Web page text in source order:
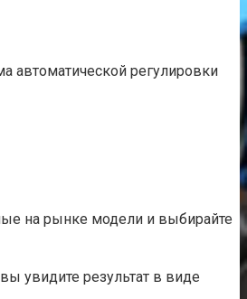
автоматической регулировки
на рынке модели и выбирайте
увидите результат в виде